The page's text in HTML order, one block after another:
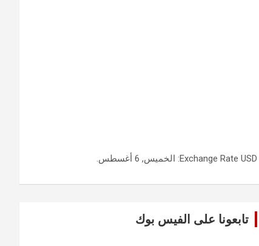
Exchange Rate USD : الخميس, 6 أغسطس.
تابعونا على الفيس بوك